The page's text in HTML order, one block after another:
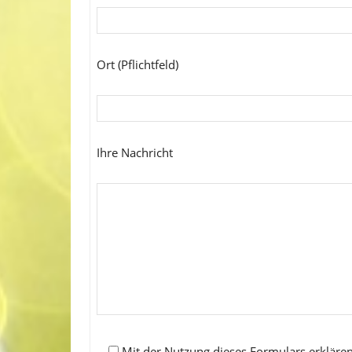
Ort (Pflichtfeld)
Ihre Nachricht